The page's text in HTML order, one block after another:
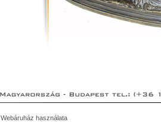
Webáruház használata